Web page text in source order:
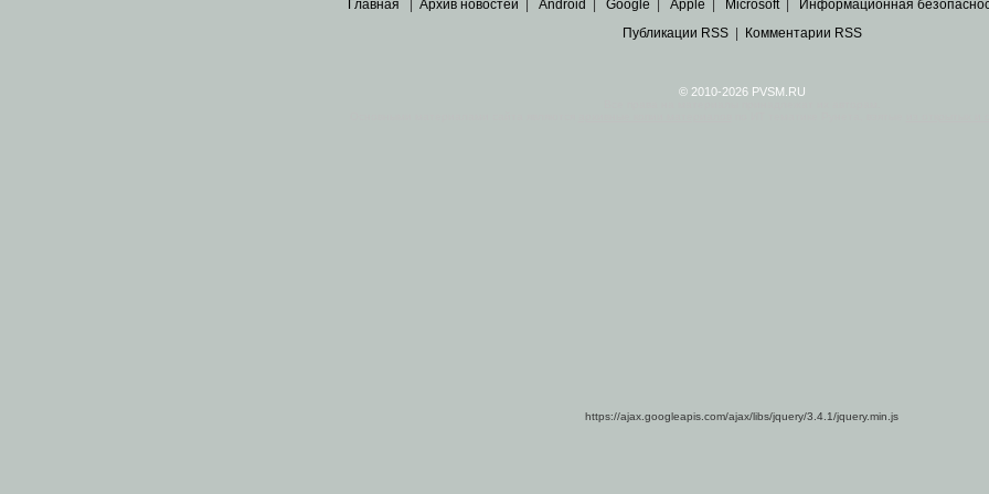
Главная Архив новостей Android Google Apple Microsoft| Информационная
Публикации RSS| Комментарии RSS
© 2010-2026 PVSM.RU
https://ajax.googleapis.com/ajax/libs/jquery/3.4.1/jquery.min.js